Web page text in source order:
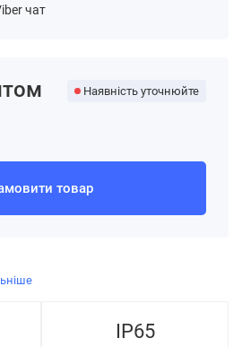
чат
IP65
Наявність уточнюйте
товар